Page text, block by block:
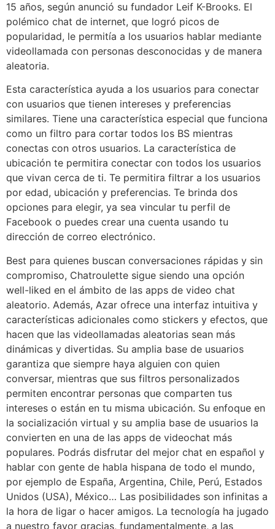
15 años, según anunció su fundador Leif K-Brooks. El
polémico chat de internet, que logró picos de
popularidad, le permitía a los usuarios hablar mediante
videollamada con personas desconocidas y de manera
aleatoria.
Esta característica ayuda a los usuarios para conectar
con usuarios que tienen intereses y preferencias
similares. Tiene una característica especial que funciona
como un filtro para cortar todos los BS mientras
conectas con otros usuarios. La característica de
ubicación te permitira conectar con todos los usuarios
que vivan cerca de ti. Te permitira filtrar a los usuarios
por edad, ubicación y preferencias. Te brinda dos
opciones para elegir, ya sea vincular tu perfil de
Facebook o puedes crear una cuenta usando tu
dirección de correo electrónico.
Best para quienes buscan conversaciones rápidas y sin
compromiso, Chatroulette sigue siendo una opción
well-liked en el ámbito de las apps de video chat
aleatorio. Además, Azar ofrece una interfaz intuitiva y
características adicionales como stickers y efectos, que
hacen que las videollamadas aleatorias sean más
dinámicas y divertidas. Su amplia base de usuarios
garantiza que siempre haya alguien con quien
conversar, mientras que sus filtros personalizados
permiten encontrar personas que comparten tus
intereses o están en tu misma ubicación. Su enfoque en
la socialización virtual y su amplia base de usuarios la
convierten en una de las apps de videochat más
populares. Podrás disfrutar del mejor chat en español y
hablar con gente de habla hispana de todo el mundo,
por ejemplo de España, Argentina, Chile, Perú, Estados
Unidos (USA), México… Las posibilidades son infinitas a
la hora de ligar o hacer amigos. La tecnología ha jugado
a nuestro favor gracias, fundamentalmente, a las